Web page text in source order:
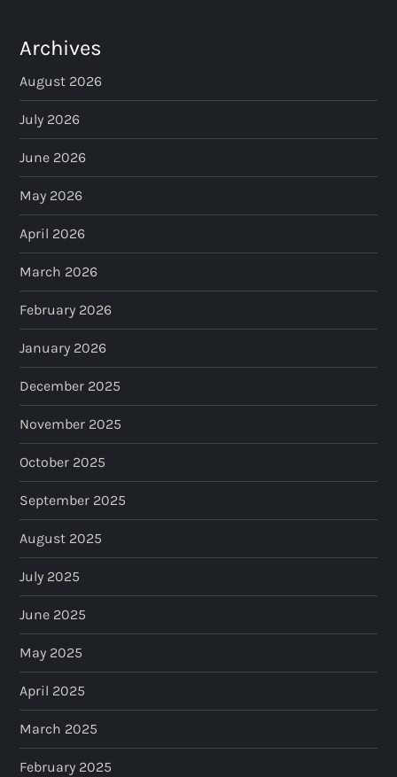
Archives
August 2026
July 2026
June 2026
May 2026
April 2026
March 2026
February 2026
January 2026
December 2025
November 2025
October 2025
September 2025
August 2025
July 2025
June 2025
May 2025
April 2025
March 2025
February 2025